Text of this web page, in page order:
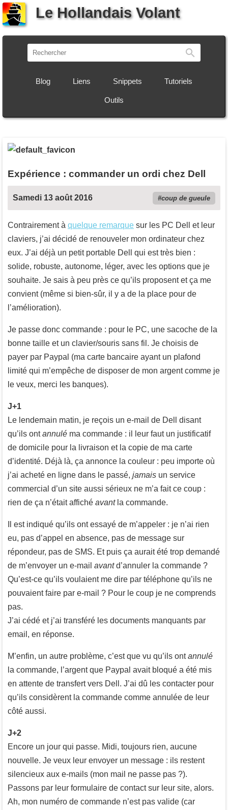
Le Hollandais Volant
Blog Liens Snippets Tutoriels
Outils
Expérience : commander un ordi chez Dell
Samedi 13 août 2016 coup de gueule
Contrairement à quelque remarque sur les PC Dell et leur
claviers, j’ai décidé de renouveler mon ordinateur chez
eux. J’ai déjà un petit portable Dell qui est très bien :
solide, robuste, autonome, léger, avec les options que je
souhaite. Je sais à peu près ce qu’ils proposent et ça me
convient (même si bien-sûr, il y a de la place pour de
l’amélioration).
Je passe donc commande : pour le PC, une sacoche de la
bonne taille et un clavier/souris sans fil. Je choisis de
payer par Paypal (ma carte bancaire ayant un plafond
limité qui m’empêche de disposer de mon argent comme je
le veux, merci les banques).
J+1
Le lendemain matin, je reçois un e-mail de Dell disant
qu’ils ontannulé ma commande : il leur faut un justificatif
de domicile pour la livraison et la copie de ma carte
d’identité. Déjà là, ça annonce la couleur : peu importe où
j’ai acheté en ligne dans le passé, jamais un service
commercial d’un site aussi sérieux ne m’a fait ce coup :
rien de ça n’était affiché avantla commande.
Il est indiqué qu’ils ont essayé de m’appeler : je n’ai rien
eu, pas d’appel en absence, pas de message sur
répondeur, pas de SMS. Et puis ça aurait été trop demandé
de m’envoyer un e-mail avantd’annuler la commande ?
Qu’est-ce qu’ils voulaient me dire par téléphone qu’ils ne
pouvaient faire par e-mail ? Pour le coup je ne comprends
pas.
J’ai cédé et j’ai transféré les documents manquants par
email, en réponse.
M’enfin, un autre problème, c’est que vu qu’ils ontannulé
la commande, l’argent que Paypal avait bloqué a été mis
en attente de transfert vers Dell. J’ai dû les contacter pour
qu’ils considèrent la commande comme annulée de leur
côté aussi.
J+2
Encore un jour qui passe. Midi, toujours rien, aucune
nouvelle. Je veux leur envoyer un message : ils restent
silencieux aux e-mails (mon mail ne passe pas ?).
Passons par leur formulaire de contact sur leur site, alors.
Ah, mon numéro de commande n’est pas valide (car